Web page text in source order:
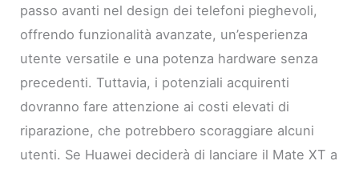
passo avanti nel design dei telefoni pieghevoli,
offrendo funzionalità avanzate, un’esperienza
utente versatile e una potenza hardware senza
precedenti. Tuttavia, i potenziali acquirenti
dovranno fare attenzione ai costi elevati di
riparazione, che potrebbero scoraggiare alcuni
utenti. Se Huawei deciderà di lanciare il Mate XT a